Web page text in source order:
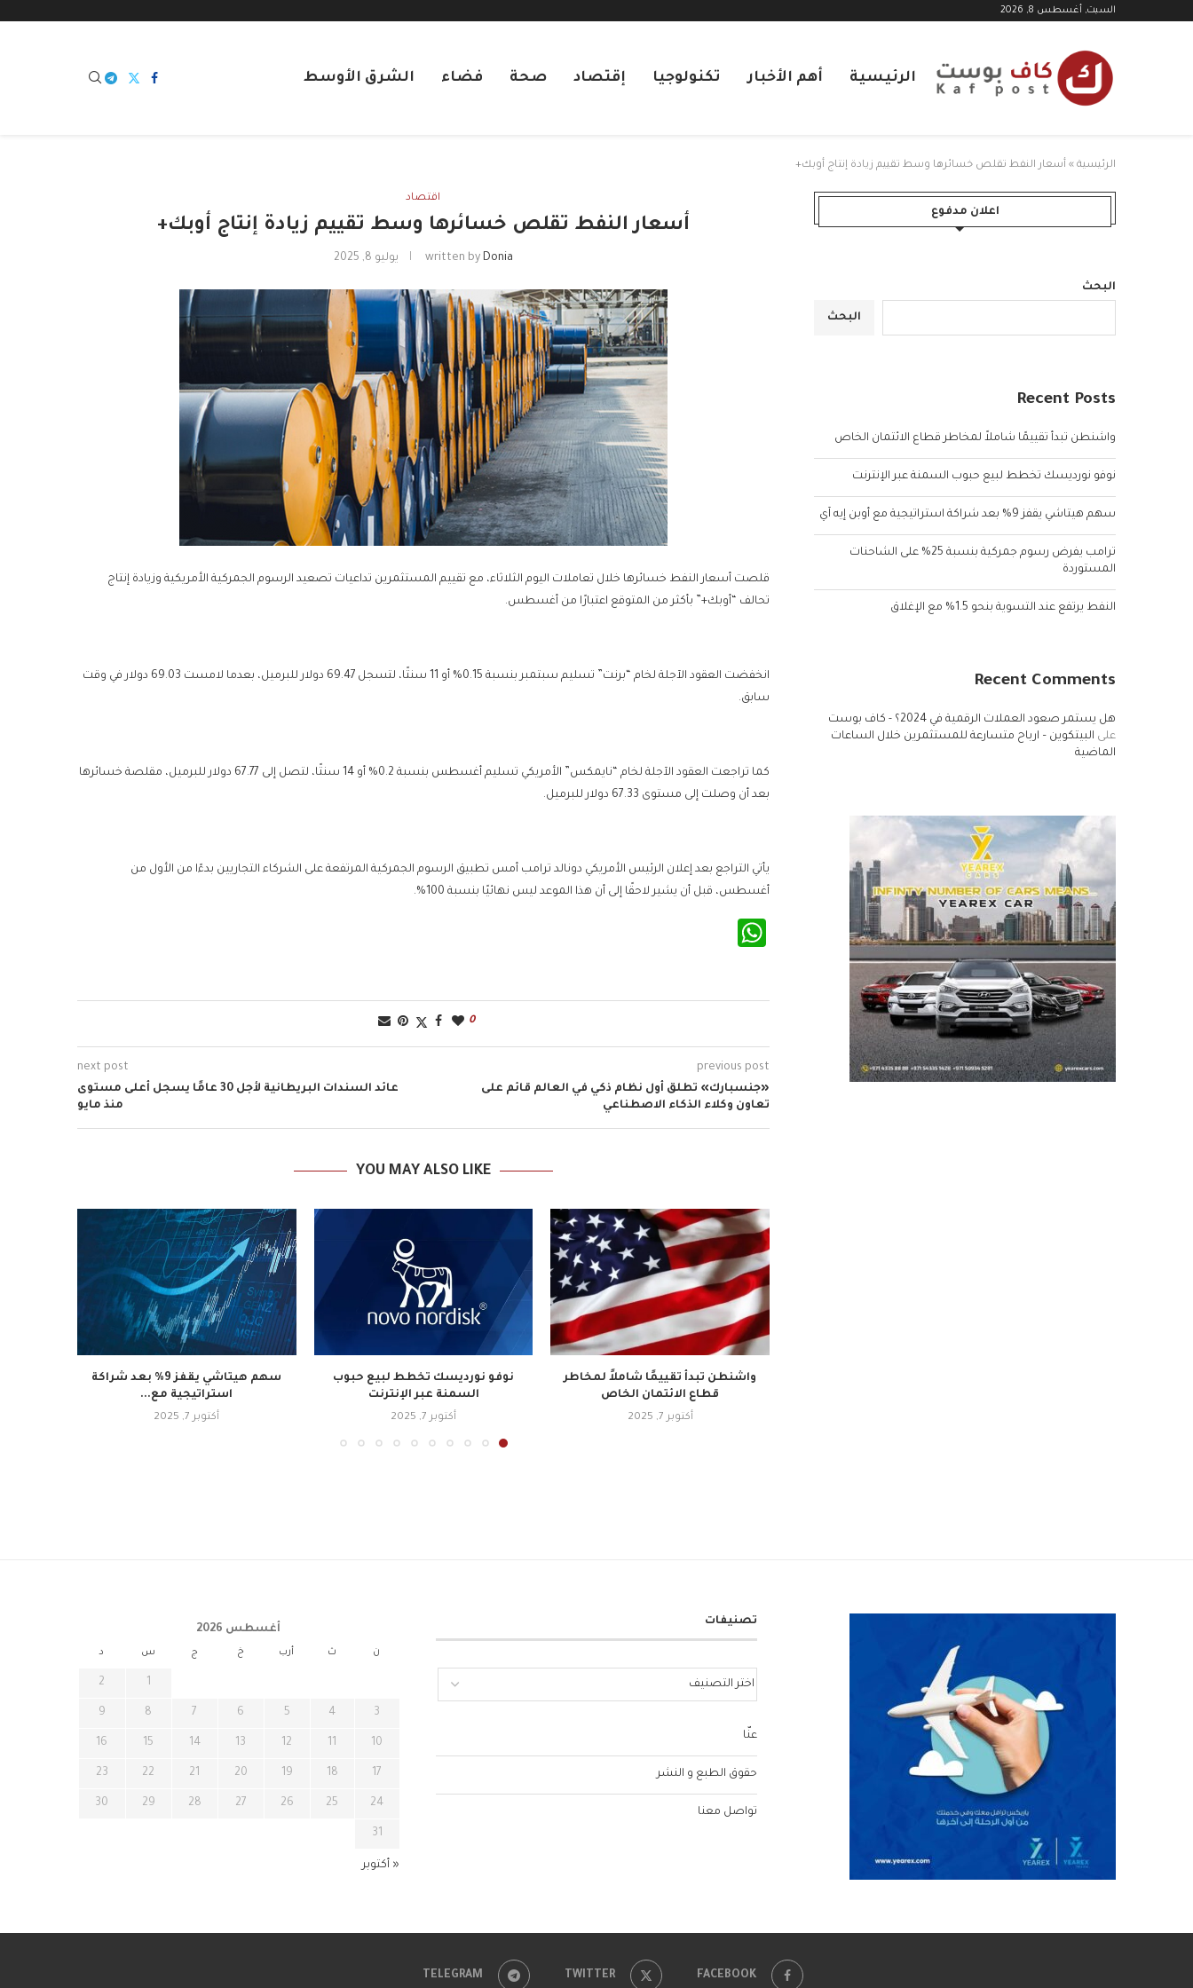
السبت, أغسطس 8, 2026
الرئيسية أهم الأخبار تكنولوجيا إقتصاد صحة فضاء الشرق الأوسط
الرئيسية » أسعار النفط تقلص خسائرها وسط تقييم زيادة إنتاج أوبك+
اقتصاد
أسعار النفط تقلص خسائرها وسط تقييم زيادة إنتاج أوبك+
written by Donia يوليو 8, 2025
قلصت أسعار النفط خسائرها خلال تعاملات اليوم الثلاثاء، مع تقييم المستثمرين تداعيات تصعيد الرسوم الجمركية الأمريكية وزيادة إنتاج
تحالف “أوبك+” بأكثر من المتوقع اعتبارًا من أغسطس.
انخفضت العقود الآجلة لخام “برنت” تسليم سبتمبر بنسبة 0.15% أو 11 سنتًا، لتسجل 69.47 دولار للبرميل، بعدما لامست 69.03 دولار في وقت
سابق.
كما تراجعت العقود الآجلة لخام “نايمكس” الأمريكي تسليم أغسطس بنسبة 0.2% أو 14 سنتًا، لتصل إلى 67.77 دولار للبرميل، مقلصة خسائرها
بعد أن وصلت إلى مستوى 67.33 دولار للبرميل.
يأتي التراجع بعد إعلان الرئيس الأمريكي دونالد ترامب أمس تطبيق الرسوم الجمركية المرتفعة على الشركاء التجاريين بدءًا من الأول من
أغسطس، قبل أن يشير لاحقًا إلى أن هذا الموعد ليس نهائيًا بنسبة 100%.
0
previous post
«جنسبارك» تطلق أول نظام ذكي في العالم قائم على
تعاون وكلاء الذكاء الاصطناعي
next post
عائد السندات البريطانية لأجل 30 عامًا يسجل أعلى مستوى
منذ مايو
YOU MAY ALSO LIKE
واشنطن تبدأ تقييمًا شاملاً لمخاطر
قطاع الائتمان الخاص
أكتوبر 7, 2025
نوفو نورديسك تخطط لبيع حبوب
السمنة عبر الإنترنت
أكتوبر 7, 2025
سهم هيتاشي يقفز 9% بعد شراكة
استراتيجية مع...
أكتوبر 7, 2025
اعلان مدفوع
البحث
البحث
Recent Posts
واشنطن تبدأ تقييمًا شاملاً لمخاطر قطاع الائتمان الخاص
نوفو نورديسك تخطط لبيع حبوب السمنة عبر الإنترنت
سهم هيتاشي يقفز 9% بعد شراكة استراتيجية مع أوبن إيه آي
ترامب يفرض رسوم جمركية بنسبة 25% على الشاحنات
المستوردة
النفط يرتفع عند التسوية بنحو 1.5% مع الإغلاق
Recent Comments
هل يستمر صعود العملات الرقمية في 2024؟ - كاف بوست
على البيتكوين – ارباح متسارعة للمستثمرين خلال الساعات
الماضية
تصنيفات
عنّا
حقوق الطبع و النشر
تواصل معنا
أغسطس 2026
ن ث أرب خ ج س د
1
2
3
4
5
6
7
8
9
10
11
12
13
14
15
16
17
18
19
20
21
22
23
24
25
26
27
28
29
30
31
« أكتوبر
FACEBOOK
TWITTER
TELEGRAM